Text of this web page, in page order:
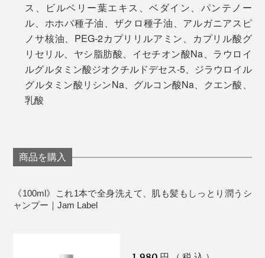
ス、ビルベリー葉エキス、ベダイン、パンテノー
ル、ホホバ種子油、ザクロ種子油、アルガニアスピ
ノサ核油、PEG-2カプリリルアミン、カプリル酸グ
リセリル、ヤシ脂肪酸、イセチオン酸Na、ラウロイ
ルグルタミン酸ジオクチルドデセス-5、ジラウロイル
グルタミン酸リシンNa、グルコン酸Na、クエン酸、
乳酸
商品を購入
《100ml》これ1本で全身洗えて、肌も髪もしっとり潤うシ
ャンプー｜Jam Label